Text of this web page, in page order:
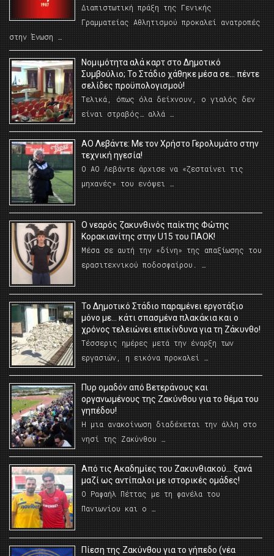
Διαπιστωτική πράξη της Γενικής
Γραμματείας Αθλητισμού προκαλεί ανατροπές
στην Ένωση …
Νομιμότητα αλά καρτ στο Δημοτικό
Συμβούλιο; Το Στάδιο χάθηκε μέσα σε… πέντε
σελίδες προϋπολογισμού!
Τελικά, όπως όλα δείχνουν, ο γιαλός δεν
είναι στραβός… αλλά …
ΑΟ Λεβάντε: Με τον Χρήστο Γερολυμάτο στην
τεχνική ηγεσία!
Ο ΑΟ Λεβάντε άρχισε να «ζεσταίνει τις
μηχανές» του ενόψει …
O νεαρός ζακυνθινός παίκτης Φώτης
Κορακιανίτης στην U15 του ΠΑΟΚ!
Μέσα σε αυτή την «δίνη» της απαξίωσης του
ερασιτεχνικού ποδοσφαίρου. …
Το Δημοτικό Στάδιο παραμένει εργοτάξιο
μόνο με… κάτι σπασμένα πλακάκια και ο
χρόνος τελειώνει επικίνδυνα για τη Ζάκυνθο!
Τέσσερις ημέρες μετά την έναρξη των
εργασιών, η εικόνα προκαλεί …
Πυρ ομαδόν από Βετεράνους και
οργανωμένους της Ζακύνθου για το θέμα του
γηπέδου!
Η μια ανακοίνωση διαδέχεται την άλλη στο
νησί της Ζακύνθου …
Από τις Ακαδημίες του Ζακυνθιακού… ξανά
μαζί ως αντίπαλοι με ιστορικές ομάδες!
Ο Ραφαήλ Πέττας με τη φανέλα του
Πανιωνίου και ο …
Πίεση της Ζακύνθου για το γήπεδο (νέα